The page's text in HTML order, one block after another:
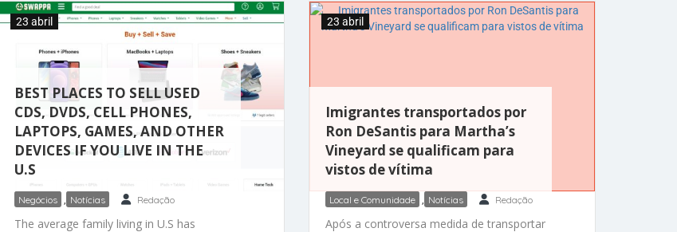
BEST PLACES TO SELL USED
CDS, DVDS, CELL PHONES,
LAPTOPS, GAMES, AND OTHER
DEVICES IF YOU LIVE IN THE
U.S
23 abril
Negócios , Notícias Redação
The average family living in U.S has
Imigrantes transportados por
Ron DeSantis para Martha’s
Vineyard se qualificam para
vistos de vítima
23 abril
Local e Comunidade , Notícias Redação
Após a controversa medida de transportar